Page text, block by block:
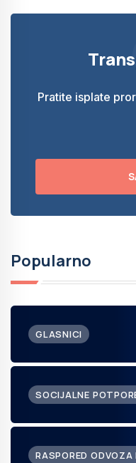
Pratite isplate
Popularno
GLASNICI
SOCIJALNE
RASPORED